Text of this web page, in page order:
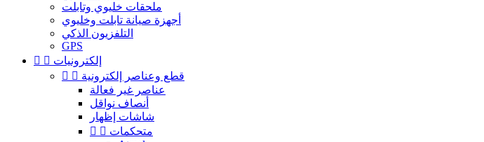
ملحقات خليوي وتابلت
أجهزة صيانة تابلت وخليوي
التلفزيون الذكي
GPS
  إلكترونيات
  قطع وعناصر إلكترونية
عناصر غير فعالة
أنصاف نواقل
شاشات إظهار
  متحكمات